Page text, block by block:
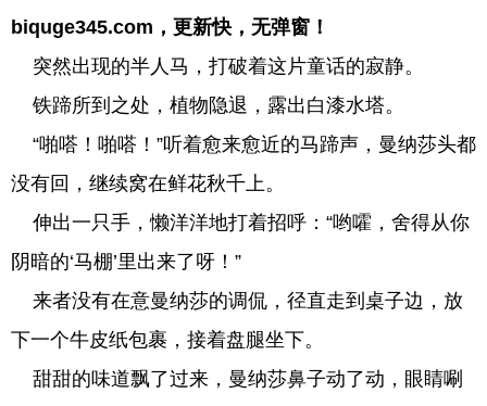
biquge345.com，更新快，无弹窗！
突然出现的半人马，打破着这片童话的寂静。
铁蹄所到之处，植物隐退，露出白漆水塔。
“啪嗒！啪嗒！”听着愈来愈近的马蹄声，曼纳莎头都
没有回，继续窝在鲜花秋千上。
伸出一只手，懒洋洋地打着招呼：“哟嚯，舍得从你
阴暗的‘马棚’里出来了呀！”
来者没有在意曼纳莎的调侃，径直走到桌子边，放
下一个牛皮纸包裹，接着盘腿坐下。
甜甜的味道飘了过来，曼纳莎鼻子动了动，眼睛唰